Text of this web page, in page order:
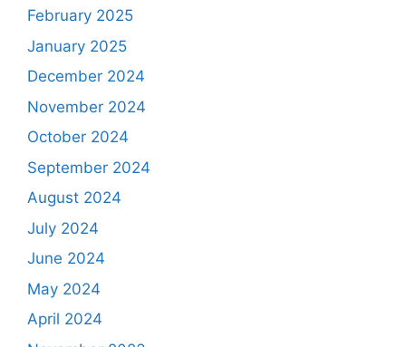
February 2025
January 2025
December 2024
November 2024
October 2024
September 2024
August 2024
July 2024
June 2024
May 2024
April 2024